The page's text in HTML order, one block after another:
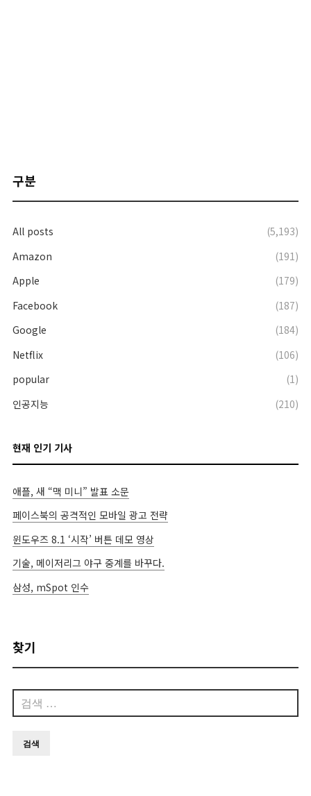
구분
All posts
(5,193)
Amazon
(191)
Apple
(179)
Facebook
(187)
Google
(184)
Netflix
(106)
popular
(1)
인공지능
(210)
현재 인기 기사
애플, 새 “맥 미니” 발표 소문
페이스북의 공격적인 모바일 광고 전략
윈도우즈 8.1 ‘시작’ 버튼 데모 영상
기술, 메이저리그 야구 중계를 바꾸다.
삼성, mSpot 인수
찾기
색: